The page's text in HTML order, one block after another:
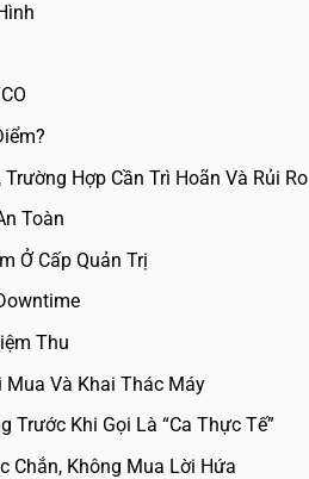
Hợp Cần Trì Hoãn Và Rủi Ro
Toàn
Ở Cấp Quản Trị
Thu
Và Khai Thác Máy
Trước Khi Gọi Là “Ca Thực Tế”
Chắn, Không Mua Lời Hứa